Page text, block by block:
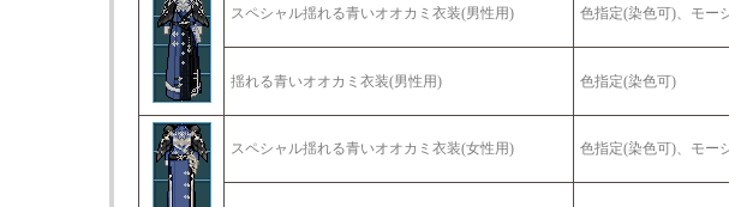
スペシャル揺れる青いオオカミ衣装(男性用) 色指定(染色可)、モー
揺れる青いオオカミ衣装(男性用) 色指定(染色可)
スペシャル揺れる青いオオカミ衣装(女性用) 色指定(染色可)、モー